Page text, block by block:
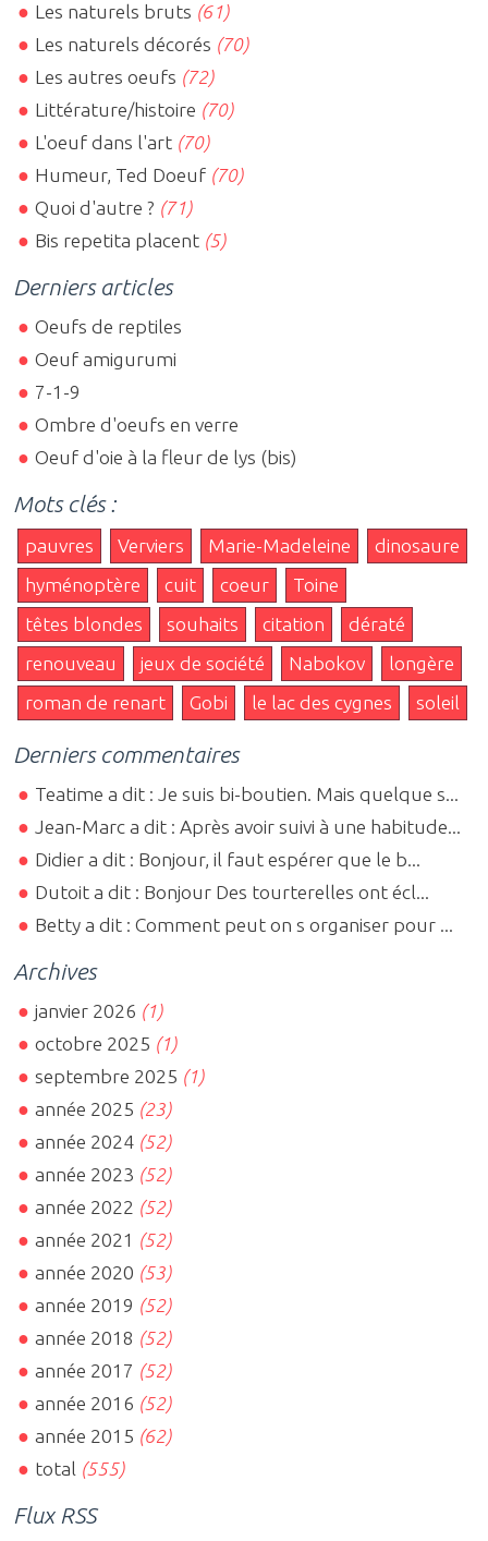
Les naturels bruts (61)
Les naturels décorés (70)
Les autres oeufs (72)
Littérature/histoire (70)
L'oeuf dans l'art (70)
Humeur, Ted Doeuf (70)
Quoi d'autre ? (71)
Bis repetita placent (5)
Derniers articles
Oeufs de reptiles
Oeuf amigurumi
7-1-9
Ombre d'oeufs en verre
Oeuf d'oie à la fleur de lys (bis)
Mots clés :
pauvres Verviers Marie-Madeleine
dinosaure
hyménoptère
cuit coeur
Toine
têtes blondes
souhaits citation
dératé
renouveau
jeux de société Nabokov
longère
roman de renart
Gobi le lac des cygnes soleil
Derniers commentaires
Teatime a dit : Je suis bi-boutien. Mais quelque s...
Jean-Marc a dit : Après avoir suivi à une habitude...
Didier a dit : Bonjour, il faut espérer que le b...
Dutoit a dit : Bonjour Des tourterelles ont écl...
Betty a dit : Comment peut on s organiser pour ...
Archives
janvier 2026 (1)
octobre 2025 (1)
septembre 2025 (1)
année 2025 (23)
année 2024 (52)
année 2023 (52)
année 2022 (52)
année 2021 (52)
année 2020 (53)
année 2019 (52)
année 2018 (52)
année 2017 (52)
année 2016 (52)
année 2015 (62)
total (555)
Flux RSS